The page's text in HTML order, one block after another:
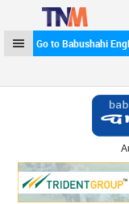
Go to Babushahi